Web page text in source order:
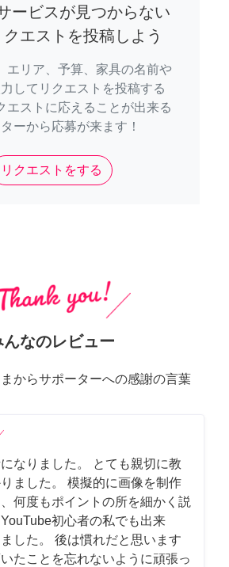
ービスが見つからない
エストを投稿しよう
エリア、予算、家具の名前や
してリクエストを投稿する
エストに応えることが出来る
ーから応募が来ます！
リクエストをする
んなのレビュー
からサポーターへの感謝の言葉
なりました。 とても親切に教
ました。 模擬的に画像を制作
何度もポイントの所を細かく説
初心者の私でも出来
した。 後は慣れだと思います
たことを忘れないように頑張っ